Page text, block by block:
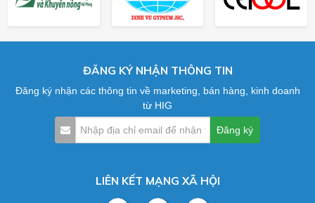
ĐĂNG KÝ NHẬN THÔNG TIN
Đăng ký nhận các thông tin về marketing, bán hàng, kinh doanh
từ HIG
LIÊN KẾT MẠNG XÃ HỘI